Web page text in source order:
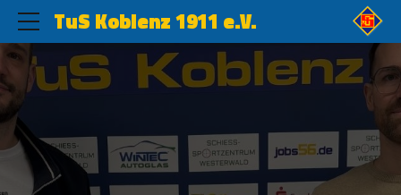
TuS Koblenz 1911 e.V.